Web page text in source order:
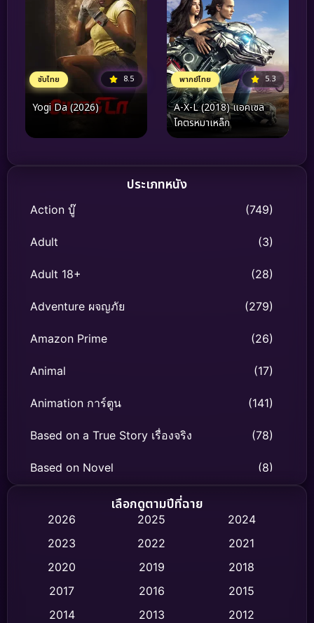
ซับไทย 8.5
Yogi Da (2026)
พากย์ไทย 5.3
A-X-L (2018) แอคเซล
โคตรหมาเหล็ก
ประเภทหนัง
Action บู๊ (749)
Adult (3)
Adult 18+ (28)
Adventure ผจญภัย (279)
Amazon Prime (26)
Animal (17)
Animation การ์ตูน (141)
Based on a True Story เรื่องจริง (78)
Based on Novel (8)
Biography ชีวิตจริง
Classic หนังคลาสสิก (47)
Comedy ตลก (436)
เลือกดูตามปีที่ฉาย
2026 2025
2024
2023
2022
2021
2020
2019
2018
2017
2016
2015
2014
2013
2012